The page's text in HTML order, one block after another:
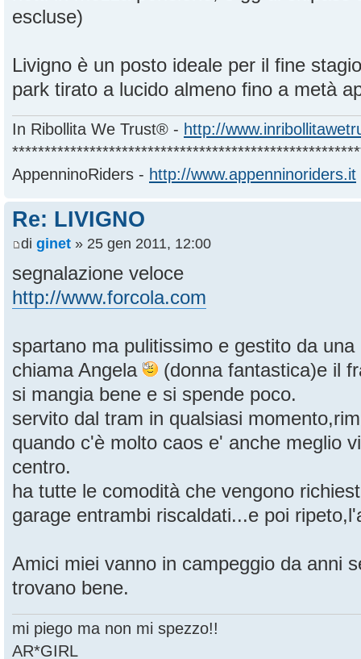
escluse)
Livigno è un posto ideale per il fine
park tirato a lucido almeno fino a metà
In Ribollita We Trust® - http://
AppenninoRiders - http://www.appenninoriders.it
Re: LIVIGNO
di ginet » 25 gen 2011, 12:00
segnalazione veloce
http://www.forcola.com
spartano ma pulitissimo e gestito da
chiama Angela
(donna fantastica)e il
si mangia bene e si spende poco.
servito dal tram in qualsiasi
quando c'è molto caos e' anche meglio
centro.
ha tutte le comodità che vengono
garage entrambi riscaldati...e poi
Amici miei vanno in campeggio da anni
trovano bene.
mi piego ma non mi spezzo!!
AR*GIRL